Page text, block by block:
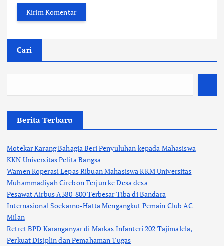
Cari
Berita Terbaru
Motekar Karang Bahagia Beri Penyuluhan kepada Mahasiswa
KKN Universitas Pelita Bangsa
Wamen Koperasi Lepas Ribuan Mahasiswa KKM Universitas
Muhammadiyah Cirebon Terjun ke Desa desa
Pesawat Airbus A380-800 Terbesar Tiba di Bandara
Internasional Soekarno-Hatta Mengangkut Pemain Club AC
Milan
Retret BPD Karanganyar di Markas Infanteri 202 Tajimalela,
Perkuat Disiplin dan Pemahaman Tugas